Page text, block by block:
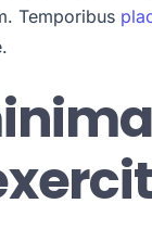
Temporibus